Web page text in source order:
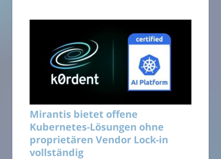
Mirantis bietet offene
Kubernetes-Lösungen ohne
proprietären Vendor Lock-in
vollständig